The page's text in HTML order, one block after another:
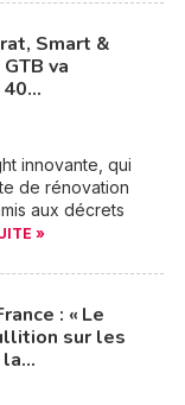
Smart &
va
40…
innovante, qui
de rénovation
aux décrets
»
: « Le
sur les
la…